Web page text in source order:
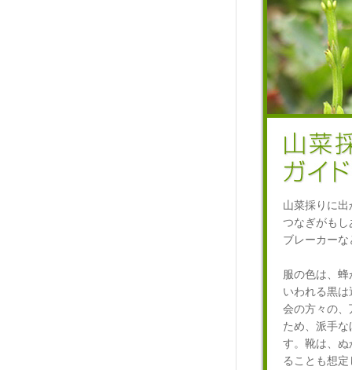
山菜採りに
つなぎがも
ブレーカー
服の色は、
いわれる黒
会の方々の
ため、派手
す。靴は、
ることも想